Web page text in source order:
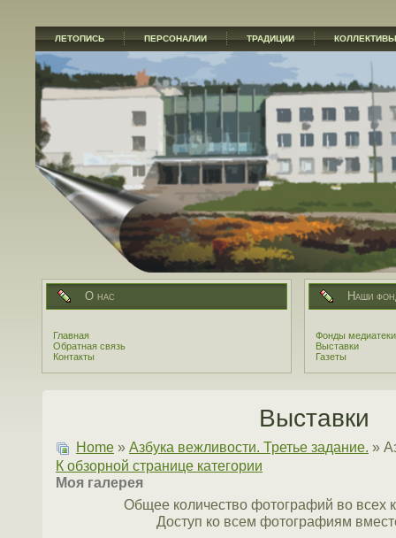
ЛЕТОПИСЬ ПЕРСОНАЛИИ ТРАДИЦИИ КОЛЛЕКТИВЫ
О нас
Главная
Обратная связь
Контакты
Наши
Фонды медиатеки
Выставки
Газеты
Выставки
Home » Азбука вежливости. Третье задание. »
К обзорной странице категории
Моя галерея
Общее количество фотографий во всех
Доступ ко всем фотографиям